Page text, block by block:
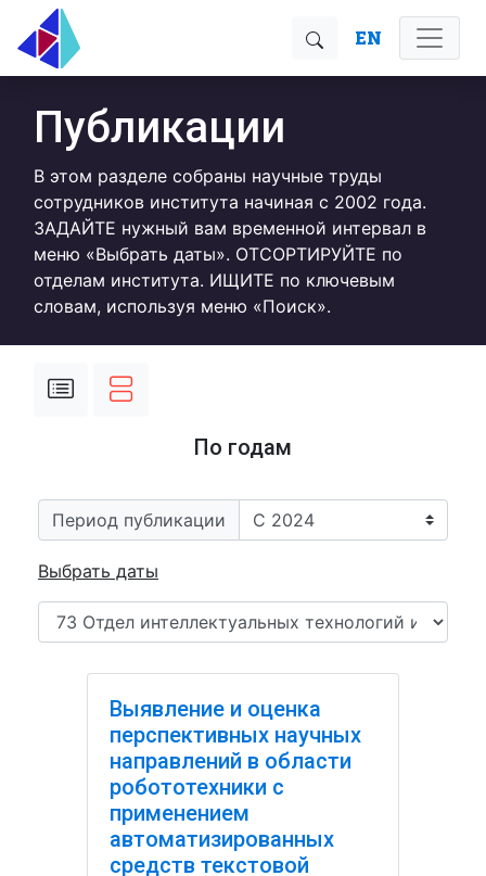
EN
Публикации
В этом разделе собраны научные труды
сотрудников института начиная с 2002 года.
ЗАДАЙТЕ нужный вам временной интервал в
меню «Выбрать даты». ОТСОРТИРУЙТЕ по
отделам института. ИЩИТЕ по ключевым
словам, используя меню «Поиск».
По годам
Период публикации
Выбрать даты
Выявление и оценка
перспективных научных
направлений в области
робототехники с
применением
автоматизированных
средств текстовой